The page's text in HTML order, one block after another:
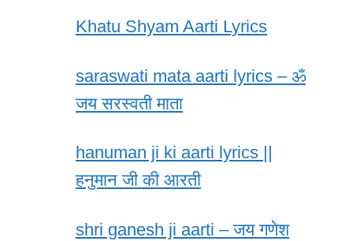
Khatu Shyam Aarti Lyrics
saraswati mata aarti lyrics – ॐ
जय सरस्वती माता
hanuman ji ki aarti lyrics ||
हनुमान जी की आरती
shri ganesh ji aarti – जय गणेश